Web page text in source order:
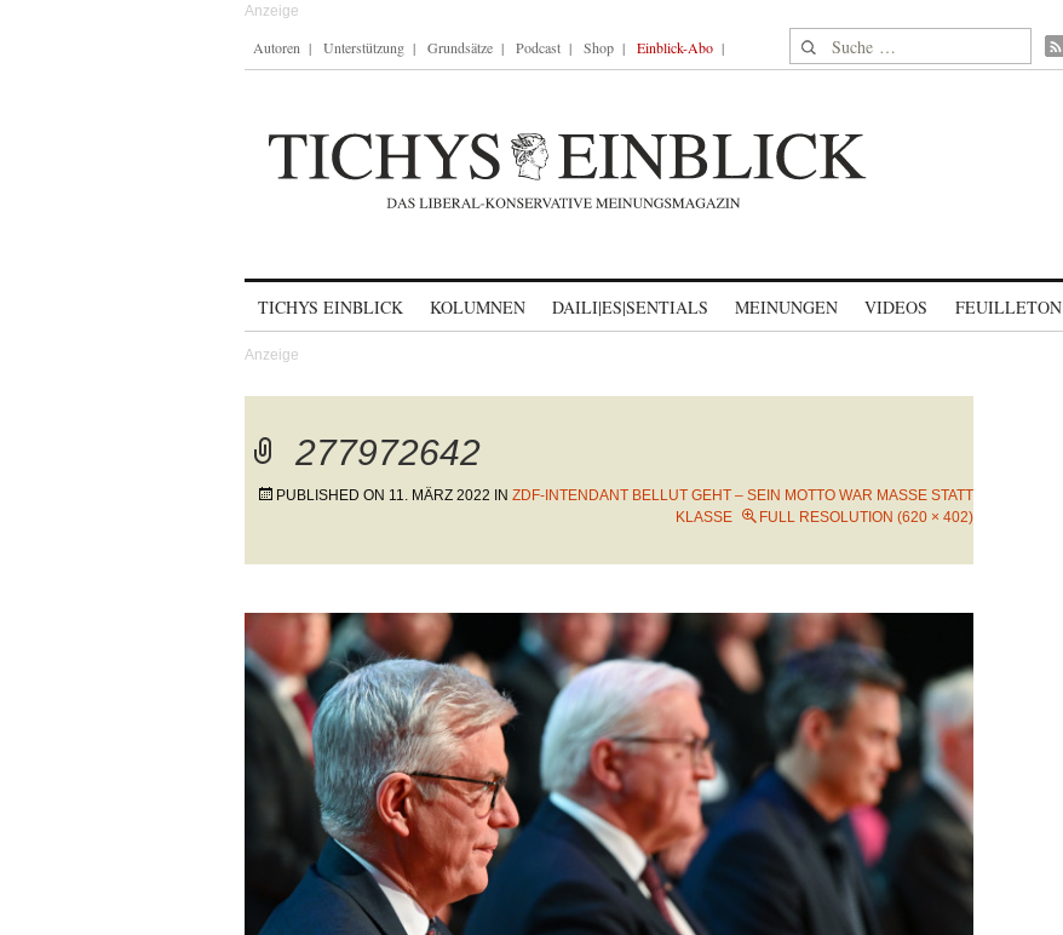
Autoren Unterstützung Grundsätze Podcast Shop Einblick-Abo Suche nach:
TICHYS EINBLICK KOLUMNEN DAILI|ES|SENTIALS MEINUNGEN VIDEOS FEUILLETON
277972642
PUBLISHED ON 11. MÄRZ 2022 IN ZDF-INTENDANT BELLUT GEHT – SEIN MOTTO WAR MASSE STATT
KLASSE
FULL RESOLUTION (620 × 402)